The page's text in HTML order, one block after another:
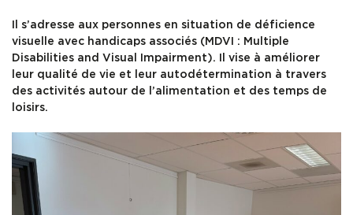
Il s’adresse aux personnes en situation de déficience
visuelle avec handicaps associés (MDVI : Multiple
Disabilities and Visual Impairment). Il vise à améliorer
leur qualité de vie et leur autodétermination à travers
des activités autour de l’alimentation et des temps de
loisirs.